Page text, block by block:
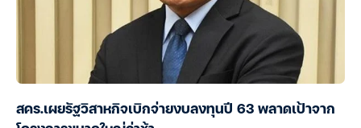
สคร.เผยรัฐวิสาหกิจเบิกจ่ายงบลงทุนปี 63 พลาดเป้าจาก